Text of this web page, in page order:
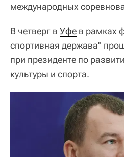
международных
В четверг в Уфе в рамках
спортивная держава"
при президенте по
культуры и спорта.